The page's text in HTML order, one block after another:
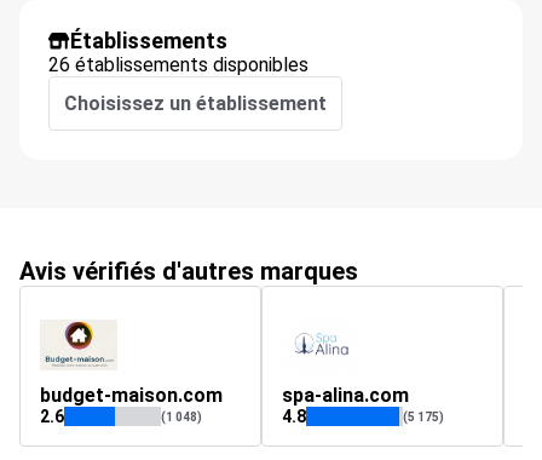
Établissements
26 établissements disponibles
Choisissez un établissement
Avis vérifiés d'autres marques
budget-maison.com
2.6 (1 048)
spa-alina.com
4.8 (5 175)